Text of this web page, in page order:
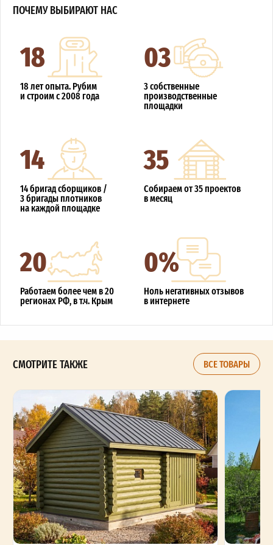
ПОЧЕМУ ВЫБИРАЮТ НАС
18
18 лет опыта. Рубим
и строим с 2008 года
03
3 собственные
производственные
площадки
14
14 бригад сборщиков /
3 бригады плотников
на каждой площадке
35
Собираем от 35 проектов
в месяц
20
Работаем более чем в 20
регионах РФ, в т.ч. Крым
0%
Ноль негативных отзывов
в интернете
СМОТРИТЕ ТАКЖЕ ВСЕ ТОВАРЫ